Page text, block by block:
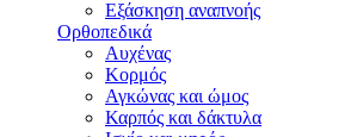
Εξάσκηση αναπνοής
Ορθοπεδικά
Αυχένας
Κορμός
Αγκώνας και ώμος
Καρπός και δάκτυλα